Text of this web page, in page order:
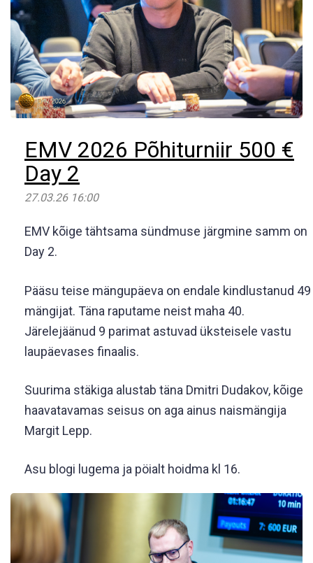
EMV 2026 Põhiturniir 500 €
Day 2
27.03.26 16:00
EMV kõige tähtsama sündmuse järgmine samm on
Day 2.
Pääsu teise mängupäeva on endale kindlustanud 49
mängijat. Täna raputame neist maha 40.
Järelejäänud 9 parimat astuvad üksteisele vastu
laupäevases finaalis.
Suurima stäkiga alustab täna Dmitri Dudakov, kõige
haavatavamas seisus on aga ainus naismängija
Margit Lepp.
Asu blogi lugema ja pöialt hoidma kl 16.